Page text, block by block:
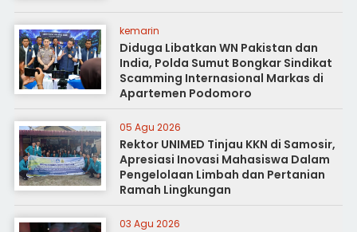
kemarin
Diduga Libatkan WN Pakistan dan
India, Polda Sumut Bongkar Sindikat
Scamming Internasional Markas di
Apartemen Podomoro
05 Agu 2026
Rektor UNIMED Tinjau KKN di Samosir,
Apresiasi Inovasi Mahasiswa Dalam
Pengelolaan Limbah dan Pertanian
Ramah Lingkungan
03 Agu 2026